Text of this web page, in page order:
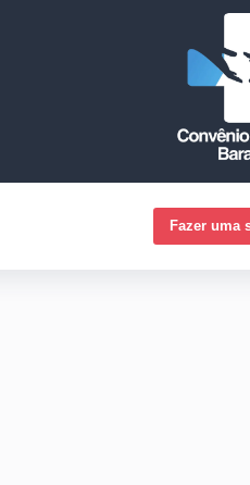
Fazer uma